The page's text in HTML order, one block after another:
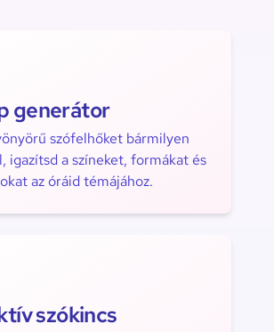
generátor
szófelhőket bármilyen
igazítsd a színeket, formákat és
az óráid témájához.
szókincs